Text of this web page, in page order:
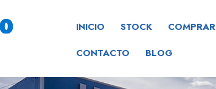
INICIO STOCK COMPRAR
CONTACTO
BLOG